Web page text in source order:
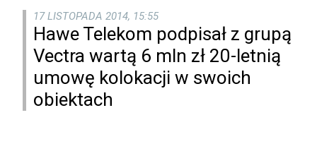
17 LISTOPADA 2014, 15:55
Hawe Telekom podpisał z grupą
Vectra wartą 6 mln zł 20-letnią
umowę kolokacji w swoich
obiektach